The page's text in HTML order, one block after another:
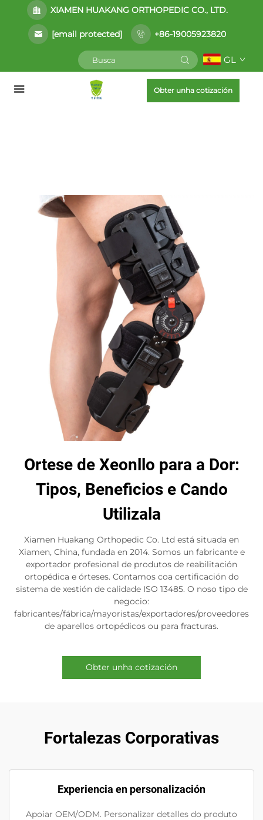
XIAMEN HUAKANG ORTHOPEDIC CO., LTD.
[email protected] +86-19005923820
GL
Obter unha cotización
Ortese de Xeonllo para a Dor:
Tipos, Beneficios e Cando
Utilizala
Xiamen Huakang Orthopedic Co. Ltd está situada en
Xiamen, China, fundada en 2014. Somos un fabricante e
exportador profesional de produtos de reabilitación
ortopédica e órteses. Contamos coa certificación do
sistema de xestión de calidade ISO 13485. O noso tipo de
negocio:
fabricantes/fábrica/mayoristas/exportadores/proveedores
de aparellos ortopédicos ou para fracturas.
Obter unha cotización
Fortalezas Corporativas
Experiencia en personalización
Apoiar OEM/ODM. Personalizar detalles do produto